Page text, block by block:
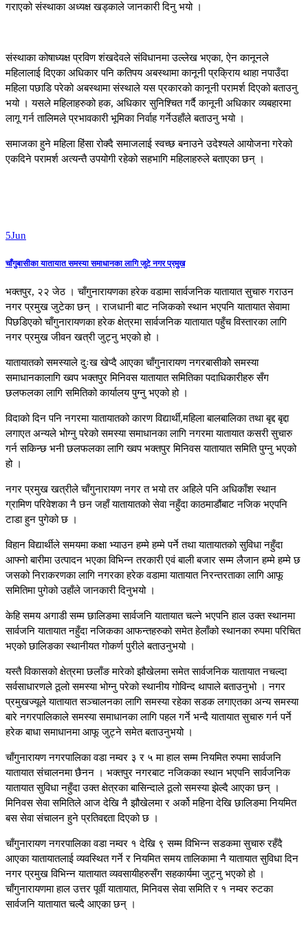
गराएको संस्थाका अध्यक्ष खड्काले जानकारी दिनु भयो ।
संस्थाका कोषाध्यक्ष प्रविण शंखदेवले संविधानमा उल्लेख भएका, ऐन कानूनले
महिलालाई दिएका अधिकार पनि कतिपय अबस्थामा कानूनी प्रक्रिाय थाहा नपाउँदा
महिला पछाडि परेको अबस्थामा संस्थाले यस प्रकारको कानूनी परामर्श दिएको बताउनु
भयो । यसले महिलाहरुको हक, अधिकार सुनिश्चित गर्दै कानूनी अधिकार व्यबहारमा
लागू गर्न तालिमले प्रभावकारी भूमिका निर्वाह गर्नेउहाँले बताउनु भयो ।
समाजका हुने महिला हिंसा रोक्दै समाजलाई स्वच्छ बनाउने उदेश्यले आयोजना गरेको
एकदिने परामर्श अत्यन्तै उपयोगी रहेको सहभागि महिलाहरुले बताएका छन् ।
5Jun
चाँगुबासीका यातायात समस्या समाधानका लागि जुटे नगर प्रमुख
भक्तपुर, २२ जेठ । चाँगुनारायणका हरेक वडामा सार्वजनिक यातायात सुचारु गराउन
नगर प्रमुख जुटेका छन् । राजधानी बाट नजिकको स्थान भएपनि यातायात सेवामा
पिछडिएको चाँगुनारायणका हरेक क्षेत्रमा सार्वजनिक यातायात पहुँच विस्तारका लागि
नगर प्रमुख जीवन खत्री जुट्नु भएको हो ।
यातायातको समस्याले दुःख खेप्दै आएका चाँगुनारायण नगरबासीकोे समस्या
समाधानकालागि ख्वप भक्तपुर मिनिवस यातायात समितिका पदाधिकारीहरु सँग
छलफलका लागि समितिको कार्यालय पुग्नु भएको हो ।
विदाको दिन पनि नगरमा यातायातको कारण विद्यार्थी,महिला बालबालिका तथा बृद्द बृद्दा
लगाएत अन्यले भोग्नु परेको समस्या समाधानका लागि नगरमा यातायात कसरी सुचारु
गर्न सकिन्छ भनी छलफलका लागि ख्वप भक्तपुर मिनिवस यातायात समिति पुग्नु भएको
हो ।
नगर प्रमुख खत्रीले चाँगुनारायण नगर त भयो तर अहिले पनि अधिकाँश स्थान
ग्रामिण परिवेशका नै छन जहाँ यातायातको सेवा नहुँदा काठमाडौंबाट नजिक भएपनि
टाडा हुन पुगेको छ ।
विहान विद्यार्थीले समयमा कक्षा भ्याउन हम्मे हम्मे पर्ने तथा यातायातको सुविधा नहुँदा
आफ्नो बारीमा उत्पादन भएका विभिन्न तरकारी एवं बाली बजार सम्म लैजान हम्मे हम्मे छ
जसको निराकरणका लागि नगरका हरेक वडामा यातायात निरन्तरताका लागि आफू
समितिमा पुगेको उहाँले जानकारी दिनुभयो ।
केहि समय अगाडी सम्म छालिङमा सार्वजनि यातायात चल्ने भएपनि हाल उक्त स्थानमा
सार्वजनि यातायात नहुँदा नजिकका आफन्तहरुको समेत हेलाँको स्थानका रुपमा परिचित
भएको छालिङका स्थानीयत गोकर्ण पुरीले बताउनुभयो ।
यस्तै विकासको क्षेत्रमा छलाँङ मारेको झौखेलमा समेत सार्वजनिक यातायात नचल्दा
सर्वसाधारणले ठूलो समस्या भोग्नु परेको स्थानीय गोविन्द थापाले बताउनुभो । नगर
प्रमुखज्यूले यातायात सञ्चालनका लागि समस्या रहेका सडक लगाएतका अन्य समस्या
बारे नगरपालिकाले समस्या समाधानका लागि पहल गर्ने भन्दै यातायात सुचारु गर्न पर्ने
हरेक बाधा समाधानमा आफू जुट्ने समेत बताउनुभयो ।
चाँगुनारायण नगरपालिका वडा नम्वर ३ र ५ मा हाल सम्म नियमित रुपमा सार्वजनि
यातायात संचालनमा छैनन । भक्तपुर नगरबाट नजिकका स्थान भएपनि सार्वजनिक
यातायात सुविधा नहुँदा उक्त क्षेत्रका बासिन्दाले ठूलो समस्या झेल्दै आएका छन् ।
मिनिवस सेवा समितिले आज देखि नै झौखेलमा र अर्को महिना देखि छालिङमा नियमित
बस सेवा संचालन हुने प्रतिवद्दता दिएको छ ।
चाँगुनारायण नगरपालिका वडा नम्वर १ देखि ९ सम्म विभिन्न सडकमा सुचारु रहँदै
आएका यातायातलाई व्यवस्थित गर्ने र नियमित समय तालिकामा नै यातायात सुविधा दिन
नगर प्रमुख विभिन्न यातायात व्यवसायीहरुसँग सहकार्यमा जुट्नु भएको हो ।
चाँगुनारायणमा हाल उत्तर पूर्वी यातायात, मिनिवस सेवा समिति र १ नम्वर रुटका
सार्वजनि यातायात चल्दै आएका छन् ।